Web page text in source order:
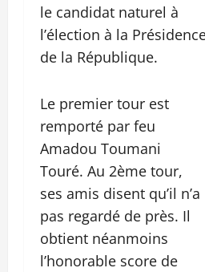
le candidat naturel à
l’élection à la
de la République.
Le premier tour est
remporté par feu
Amadou Toumani
Touré. Au 2ème tour,
ses amis disent qu’il n’a
pas regardé de près. Il
obtient néanmoins
l’honorable score de